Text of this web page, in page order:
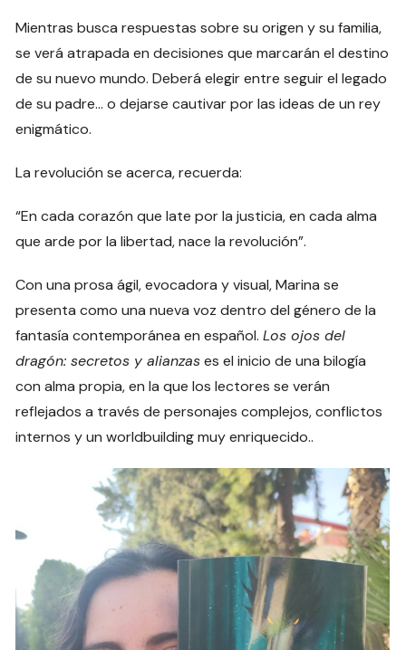
Mientras busca respuestas sobre su origen y su familia,
se verá atrapada en decisiones que marcarán el destino
de su nuevo mundo. Deberá elegir entre seguir el legado
de su padre… o dejarse cautivar por las ideas de un rey
enigmático.
La revolución se acerca, recuerda:
“En cada corazón que late por la justicia, en cada alma
que arde por la libertad, nace la revolución”.
Con una prosa ágil, evocadora y visual, Marina se
presenta como una nueva voz dentro del género de la
fantasía contemporánea en español.Los ojos del
dragón: secretos y alianzases el inicio de una bilogía
con alma propia, en la que los lectores se verán
reflejados a través de personajes complejos, conflictos
internos y un worldbuilding muy enriquecido..